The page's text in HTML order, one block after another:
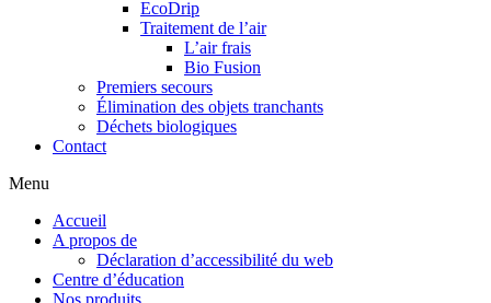
EcoDrip
Traitement de l’air
L’air frais
Bio Fusion
Premiers secours
Élimination des objets tranchants
Déchets biologiques
Contact
Menu
Accueil
A propos de
Déclaration d’accessibilité du web
Centre d’éducation
Nos produits